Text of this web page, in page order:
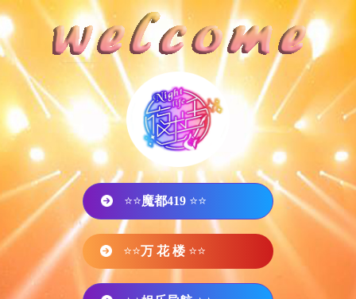
⭐⭐魔都419 ⭐⭐
⭐⭐万 花 楼 ⭐⭐